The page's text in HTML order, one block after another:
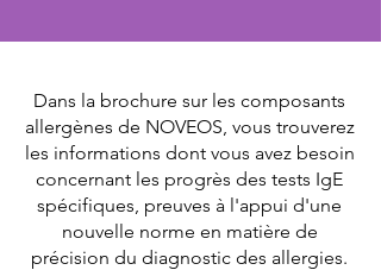
Dans la brochure sur les composants
allergènes de NOVEOS, vous trouverez
les informations dont vous avez besoin
concernant les progrès des tests IgE
spécifiques, preuves à l'appui d'une
nouvelle norme en matière de
précision du diagnostic des allergies.